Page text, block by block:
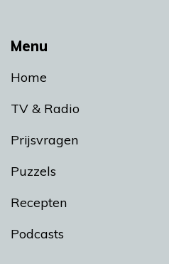
Menu
Home
TV & Radio
Prijsvragen
Puzzels
Recepten
Podcasts